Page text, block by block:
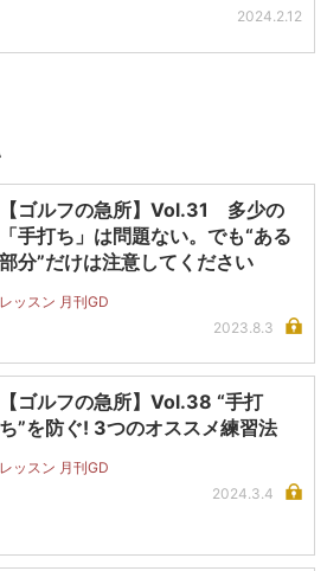
2024.2.12
【ゴルフの急所】Vol.31 多少の
「手打ち」は問題ない。でも“ある
部分”だけは注意してください
レッスン 月刊GD
2023.8.3
【ゴルフの急所】Vol.38 “手打
ち”を防ぐ! 3つのオススメ練習法
レッスン 月刊GD
2024.3.4